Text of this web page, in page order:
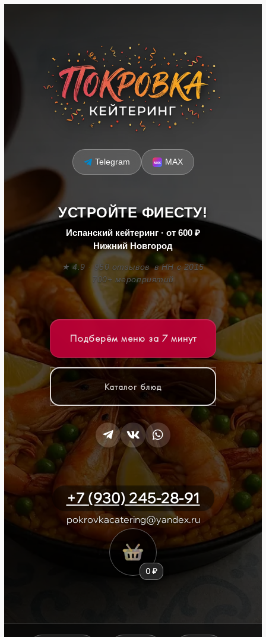
Подберём меню за 7 минут
Каталог блюд
Telegram MAX
УСТРОЙТЕ ФИЕСТУ!
Испанский кейтеринг · от 600 ₽
Нижний Новгород
★ 4.9 · 950 отзывов в НН с 2015
700+ мероприятий
+7 (930) 245-28-91
pokrovkacatering@yandex.ru
0 ₽